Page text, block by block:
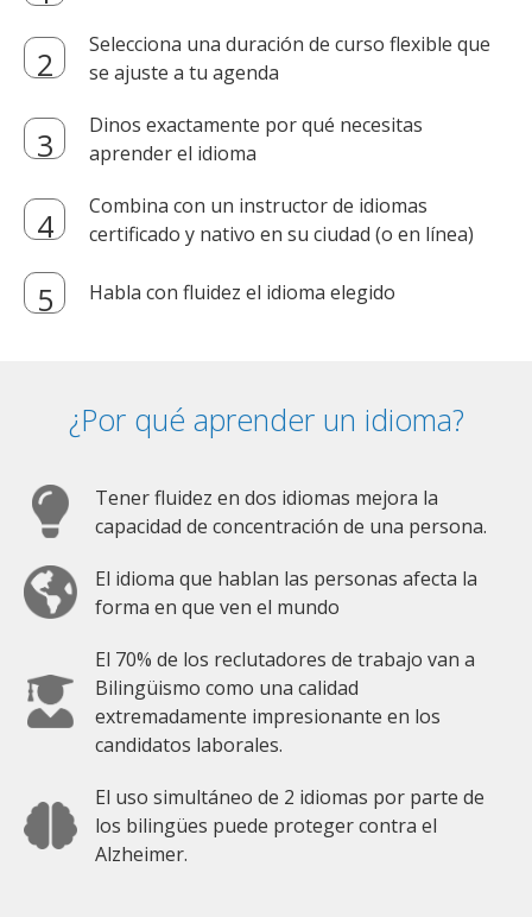
Selecciona una duración de curso flexible que
se ajuste a tu agenda
Dinos exactamente por qué necesitas
aprender el idioma
Combina con un instructor de idiomas
certificado y nativo en su ciudad (o en línea)
Habla con fluidez el idioma elegido
¿Por qué aprender un idioma?
Tener fluidez en dos idiomas mejora la
capacidad de concentración de una persona.
El idioma que hablan las personas afecta la
forma en que ven el mundo
El 70% de los reclutadores de trabajo van a
Bilingüismo como una calidad
extremadamente impresionante en los
candidatos laborales.
El uso simultáneo de 2 idiomas por parte de
los bilingües puede proteger contra el
Alzheimer.